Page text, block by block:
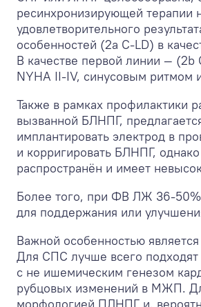
ресинхронизирующей терапии
удовлетворительного
особенностей (2a C-LD) в
В качестве первой линии —
NYHA II-IV, синусовым ритмом
Также в рамках профилактики
вызванной БЛНПГ,
имплантировать электрод в
и корригировать БЛНПГ,
распространён и имеет
Более того, при ФВ ЛЖ 36-
для поддержания или
Важной особенностью
Для СПС лучше всего
с не ишемическим генезом
рубцовых изменений в МЖП.